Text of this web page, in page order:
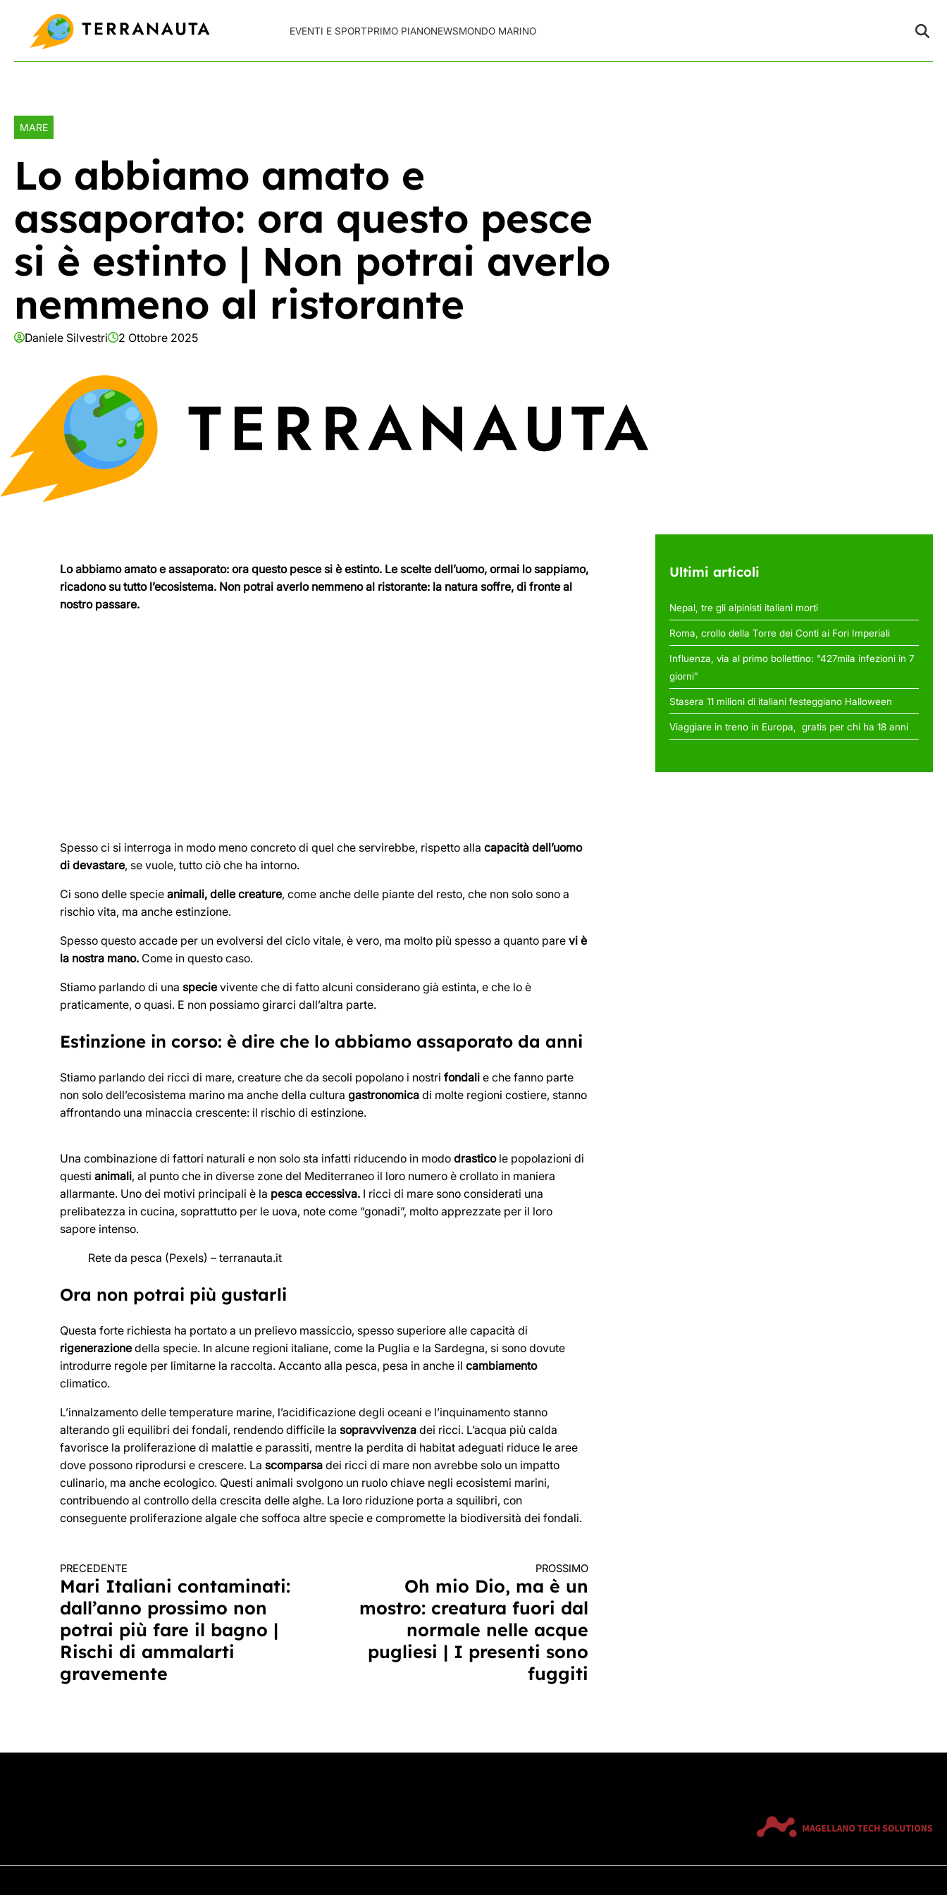
content
EVENTI E SPORTPRIMO PIANONEWSMONDO MARINO
MARE
Lo abbiamo amato e
assaporato: ora questo pesce
si è estinto | Non potrai averlo
nemmeno al ristorante
Daniele Silvestri 2 Ottobre 2025
Lo abbiamo amato e assaporato: ora questo pesce si è estinto. Le scelte dell’uomo, ormai lo sappiamo,
ricadono su tutto l’ecosistema. Non potrai averlo nemmeno al ristorante: la natura soffre, di fronte al
nostro passare.
Spesso ci si interroga in modo meno concreto di quel che servirebbe, rispetto alla capacità dell’uomo
di devastare, se vuole, tutto ciò che ha intorno.
Ci sono delle specieanimali, delle creature, come anche delle piante del resto, che non solo sono a
rischio vita, ma anche estinzione.
Spesso questo accade per un evolversi del ciclo vitale, è vero, ma molto più spesso a quanto parevi è
la nostra mano.Come in questo caso.
Stiamo parlando di una specievivente che di fatto alcuni considerano già estinta, e che lo è
praticamente, o quasi. E non possiamo girarci dall’altra parte.
Estinzione in corso: è dire che lo abbiamo assaporato da anni
Stiamo parlando dei ricci di mare, creature che da secoli popolano i nostri fondalie che fanno parte
non solo dell’ecosistema marino ma anche della cultura gastronomicadi molte regioni costiere, stanno
affrontando una minaccia crescente: il rischio di estinzione.
Una combinazione di fattori naturali e non solo sta infatti riducendo in modo drasticole popolazioni di
questi animali, al punto che in diverse zone del Mediterraneo il loro numero è crollato in maniera
allarmante. Uno dei motivi principali è la pesca eccessiva.I ricci di mare sono considerati una
prelibatezza in cucina, soprattutto per le uova, note come “gonadi”, molto apprezzate per il loro
sapore intenso.
Rete da pesca (Pexels) – terranauta.it
Ora non potrai più gustarli
Questa forte richiesta ha portato a un prelievo massiccio, spesso superiore alle capacità di
rigenerazionedella specie. In alcune regioni italiane, come la Puglia e la Sardegna, si sono dovute
introdurre regole per limitarne la raccolta. Accanto alla pesca, pesa in anche il cambiamento
climatico.
L’innalzamento delle temperature marine, l’acidificazione degli oceani e l’inquinamento stanno
alterando gli equilibri dei fondali, rendendo difficile la sopravvivenzadei ricci. L’acqua più calda
favorisce la proliferazione di malattie e parassiti, mentre la perdita di habitat adeguati riduce le aree
dove possono riprodursi e crescere. La scomparsadei ricci di mare non avrebbe solo un impatto
culinario, ma anche ecologico. Questi animali svolgono un ruolo chiave negli ecosistemi marini,
contribuendo al controllo della crescita delle alghe. La loro riduzione porta a squilibri, con
conseguente proliferazione algale che soffoca altre specie e compromette la biodiversità dei fondali.
Continua
a
leggere
PRECEDENTE
Mari Italiani contaminati:
dall’anno prossimo non
potrai più fare il bagno |
Rischi di ammalarti
gravemente
PROSSIMO
Oh mio Dio, ma è un
mostro: creatura fuori dal
normale nelle acque
pugliesi | I presenti sono
fuggiti
Ultimi articoli
Nepal, tre gli alpinisti italiani morti
Roma, crollo della Torre dei Conti ai Fori Imperiali
Influenza, via al primo bollettino: "427mila infezioni in 7
giorni"
Stasera 11 milioni di italiani festeggiano Halloween
Viaggiare in treno in Europa, gratis per chi ha 18 anni